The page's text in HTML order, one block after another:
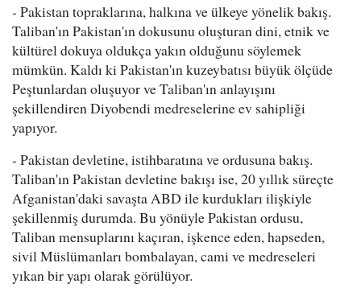
- Pakistan topraklarına, halkına ve ülkeye yönelik bakış.
Taliban'ın Pakistan'ın dokusunu oluşturan dini, etnik ve
kültürel dokuya oldukça yakın olduğunu söylemek
mümkün. Kaldı ki Pakistan'ın kuzeybatısı büyük ölçüde
Peştunlardan oluşuyor ve Taliban'ın anlayışını
şekillendiren Diyobendi medreselerine ev sahipliği
yapıyor.
- Pakistan devletine, istihbaratına ve ordusuna bakış.
Taliban'ın Pakistan devletine bakışı ise, 20 yıllık süreçte
Afganistan'daki savaşta ABD ile kurdukları ilişkiyle
şekillenmiş durumda. Bu yönüyle Pakistan ordusu,
Taliban mensuplarını kaçıran, işkence eden, hapseden,
sivil Müslümanları bombalayan, cami ve medreseleri
yıkan bir yapı olarak görülüyor.